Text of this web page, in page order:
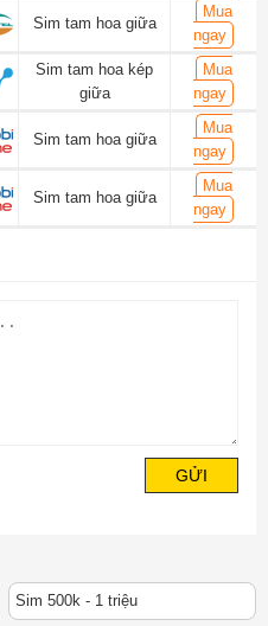
Sim tam hoa giữa
Mua
ngay
Sim tam hoa kép
giữa
Mua
ngay
Sim tam hoa giữa
Mua
ngay
Sim tam hoa giữa
Mua
ngay
GỬI
Sim 500k - 1 triệu